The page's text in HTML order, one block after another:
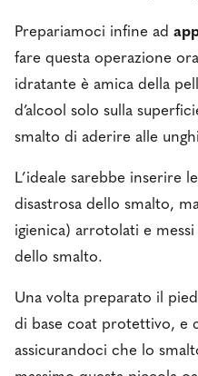
Prepariamoci infine ad
fare questa operazione
idratante è amica della
d’alcool solo sulla
smalto di aderire alle
L’ideale sarebbe inserire
disastrosa dello smalto,
igienica) arrotolati e
dello smalto.
Una volta preparato il
di base coat protettivo, e
assicurandoci che lo